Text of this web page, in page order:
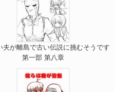
夫が離島で古い伝説に挑むそうです
第一部 第八章